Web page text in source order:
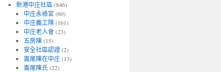
新港中庄社區 (846)
中庄永祿宮 (60)
中庄義工隊(161)
中庄老人會(23)
五房陳(15)
安全社區認證(2)
崙尾陳在中庄(13)
崙尾陳氏(22)